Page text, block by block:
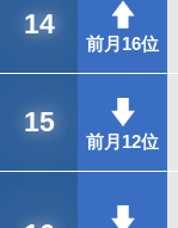
14
前月16位
15
前月12位